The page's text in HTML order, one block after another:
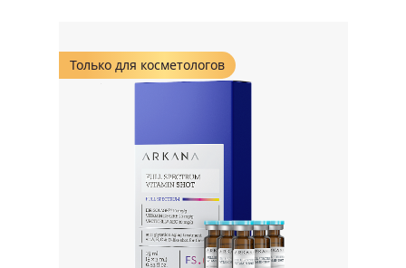
Только для косметологов